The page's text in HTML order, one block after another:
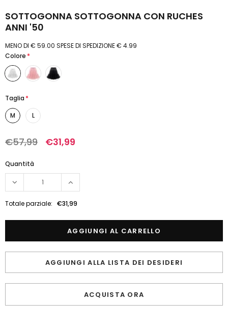
SOTTOGONNA SOTTOGONNA CON RUCHES
ANNI '50
MENO DI € 59.00 SPESE DI SPEDIZIONE € 4.99
Colore *
Taglia *
M
L
€57,99 €31,99
Quantità
Totale parziale: €31,99
AGGIUNGI ALLA LISTA DEI DESIDERI
ACQUISTA ORA